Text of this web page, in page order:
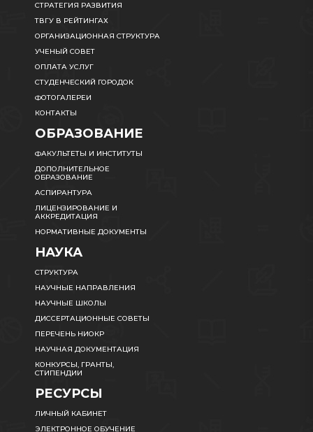
СТРАТЕГИЯ РАЗВИТИЯ
ТВГУ В РЕЙТИНГАХ
ОРГАНИЗАЦИОННАЯ СТРУКТУРА
УЧЕНЫЙ СОВЕТ
ОПЛАТА УСЛУГ
СТУДЕНЧЕСКИЙ ГОРОДОК
ФОТОГАЛЕРЕИ
КОНТАКТЫ
ОБРАЗОВАНИЕ
ФАКУЛЬТЕТЫ И ИНСТИТУТЫ
ДОПОЛНИТЕЛЬНОЕ
ОБРАЗОВАНИЕ
АСПИРАНТУРА
ЛИЦЕНЗИРОВАНИЕ И
АККРЕДИТАЦИЯ
НОРМАТИВНЫЕ ДОКУМЕНТЫ
НАУКА
СТРУКТУРА
НАУЧНЫЕ НАПРАВЛЕНИЯ
НАУЧНЫЕ ШКОЛЫ
ДИССЕРТАЦИОННЫЕ СОВЕТЫ
ПЕРЕЧЕНЬ НИОКР
НАУЧНАЯ ДОКУМЕНТАЦИЯ
КОНКУРСЫ, ГРАНТЫ,
СТИПЕНДИИ
РЕСУРСЫ
ЛИЧНЫЙ КАБИНЕТ
ЭЛЕКТРОННОЕ ОБУЧЕНИЕ